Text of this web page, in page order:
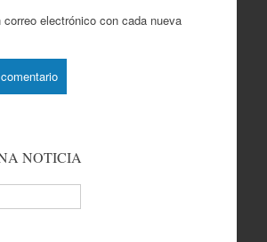
correo electrónico con cada nueva
NOTICIA